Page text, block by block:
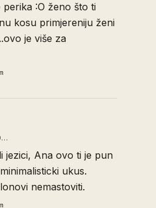
perika :O ženo što ti
kosu primjereniju ženi
je više za
jezici, Ana ovo ti je pun
ukus.
nemastoviti.